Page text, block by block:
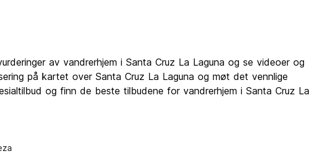
av vandrerhjem i Santa Cruz La Laguna og se videoer og
på kartet over Santa Cruz La Laguna og møt det vennlige
og finn de beste tilbudene for vandrerhjem i Santa Cruz La